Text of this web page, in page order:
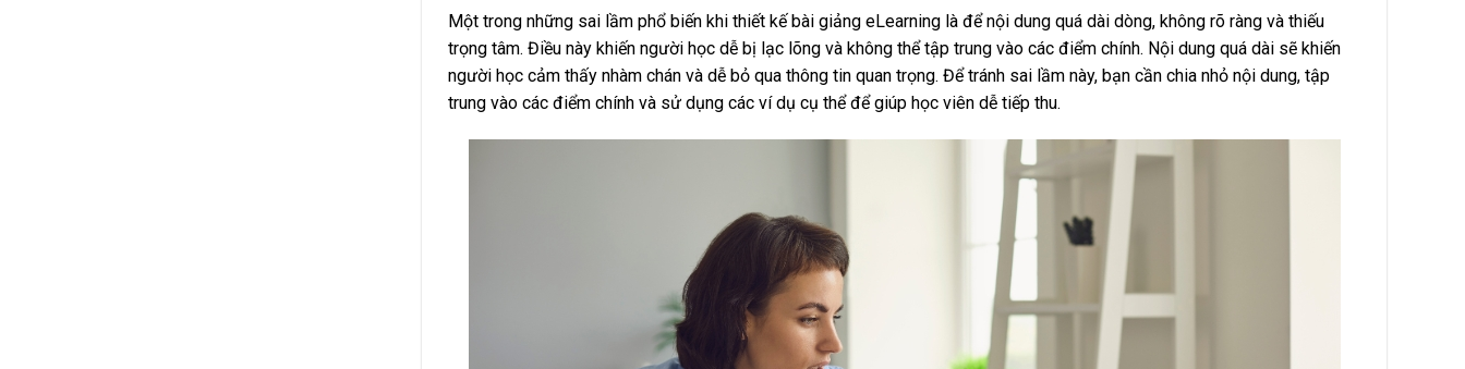
Một trong những sai lầm phổ biến khi thiết kế bài giảng eLearning là để nội dung quá dài dòng, không rõ ràng và thiếu
trọng tâm. Điều này khiến người học dễ bị lạc lõng và không thể tập trung vào các điểm chính. Nội dung quá dài sẽ khiến
người học cảm thấy nhàm chán và dễ bỏ qua thông tin quan trọng. Để tránh sai lầm này, bạn cần chia nhỏ nội dung, tập
trung vào các điểm chính và sử dụng các ví dụ cụ thể để giúp học viên dễ tiếp thu.